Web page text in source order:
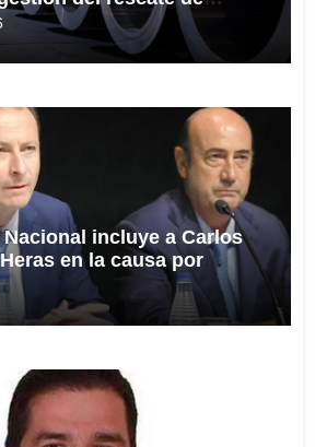
incluye a Carlos
en la causa por
en el rescate
a Tubos Reunidos